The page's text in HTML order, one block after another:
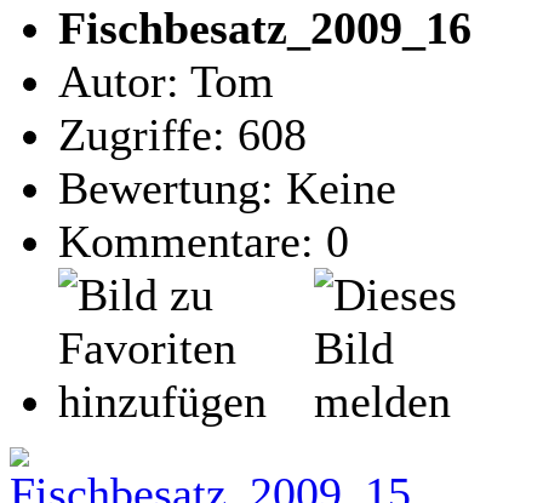
Fischbesatz_2009_16
Autor: Tom
Zugriffe: 608
Bewertung: Keine
Kommentare: 0